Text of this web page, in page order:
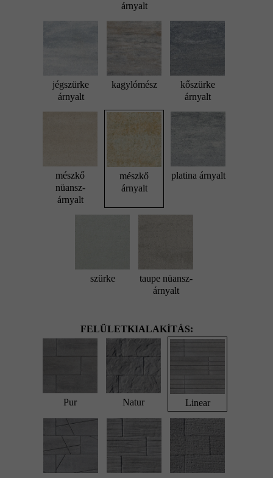
árnyalt
jégszürke
árnyalt
kagylómész
kőszürke
árnyalt
mészkő
nüansz-
árnyalt
mészkő
árnyalt
platina árnyalt
szürke
taupe nüansz-
árnyalt
FELÜLETKIALAKÍTÁS:
Pur Natur Linear